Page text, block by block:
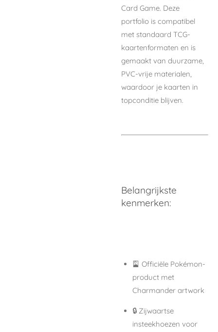
Card Game. Deze
portfolio is compatibel
met standaard TCG-
kaartenformaten en is
gemaakt van duurzame,
PVC-vrije materialen,
waardoor je kaarten in
topconditie blijven.
Belangrijkste
kenmerken:
🎴 Officiële Pokémon-
productmet
Charmander artwork
🔒 Zijwaartse
insteekhoezen voor